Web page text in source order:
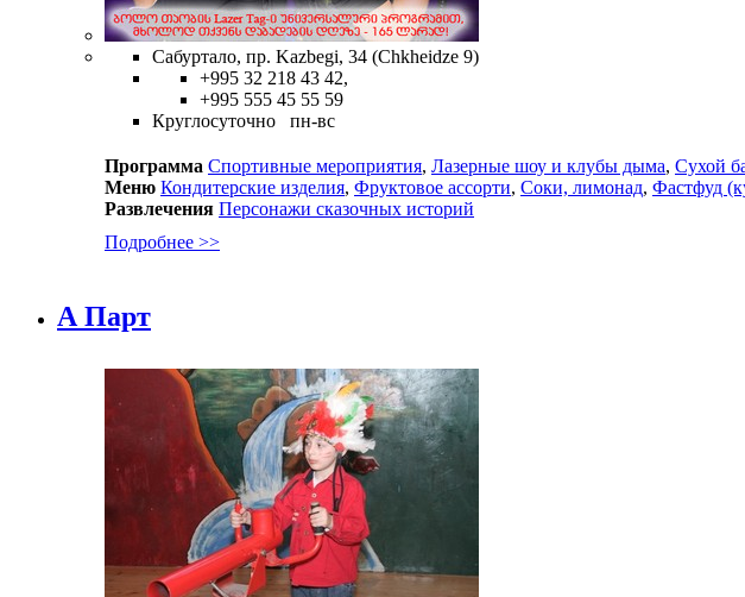
Сабуртало, пр. Kazbegi, 34 (Chkheidze 9)
+995 32 218 43 42,
+995 555 45 55 59
Круглосуточно пн-вс
Программа Спортивные мероприятия, Лазерные шоу и клубы дыма, Сухой
Меню Кондитерские изделия, Фруктовое ассорти, Соки, лимонад, Фастфуд
Развлечения Персонажи сказочных историй
Подробнее >>
А Парт